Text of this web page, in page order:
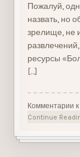
Пожалуй,
назвать, но
зрелище, не
ресурсы
[…]
Комментарии
Continue